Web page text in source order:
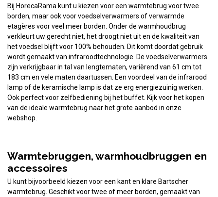
Bij HorecaRama kunt u kiezen voor een warmtebrug voor twee
borden, maar ook voor voedselverwarmers of verwarmde
etagères voor veel meer borden. Onder de warmhoudbrug
verkleurt uw gerecht niet, het droogt niet uit en de kwaliteit van
het voedsel blijft voor 100% behouden. Dit komt doordat gebruik
wordt gemaakt van infraroodtechnologie. De voedselverwarmers
zijn verkrijgbaar in tal van lengtematen, variërend van 61 cm tot
183 cm en vele maten daartussen. Een voordeel van de infrarood
lamp of de keramische lamp is dat ze erg energiezuinig werken.
Ook perfect voor zelfbediening bij het buffet. Kijk voor het kopen
van de ideale warmtebrug naar het grote aanbod in onze
webshop.
Warmtebruggen, warmhoudbruggen en
accessoires
U kunt bijvoorbeeld kiezen voor een kant en klare Bartscher
warmtebrug. Geschikt voor twee of meer borden, gemaakt van